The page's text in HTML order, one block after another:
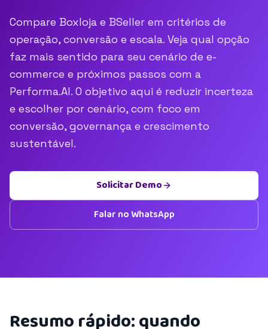
Compare Boxloja e BSeller em critérios de
operação, conversão e escala. Veja qual opção
faz mais sentido para seu cenário de e-
commerce e próximos passos com a
Performa.AI. O objetivo aqui é reduzir incerteza
e escolher por cenário, com foco em
conversão, governança e crescimento
sustentável.
Solicitar Demo
Falar no WhatsApp
Resumo rápido: quando